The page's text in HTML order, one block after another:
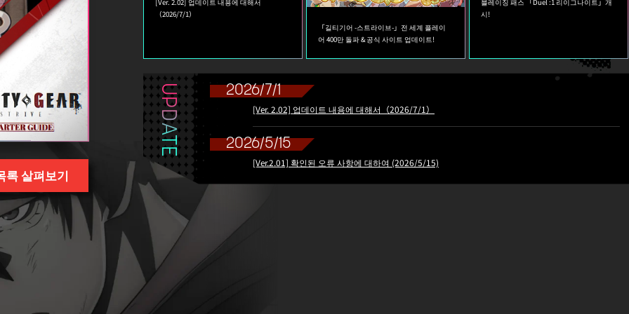
록 살펴보기
（2026/7/1）
「길티기어 -스트라이브-」전 세계 플레이
어 400만 돌파 & 공식 사이트 업데이트!
시!
UPDATE 2026/7/1
[Ver. 2.02] 업데이트 내용에 대해서（2026/7/1）
2026/5/15
[Ver.2.01] 확인된 오류 사항에 대하여 (2026/5/15)